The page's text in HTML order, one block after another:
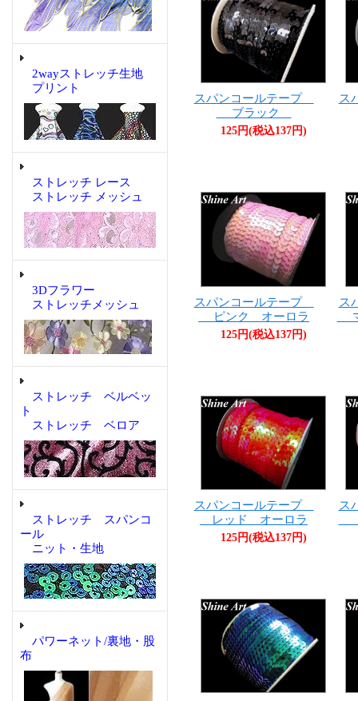
2wayストレッチ生地
プリント
ストレッチ レース
ストレッチ メッシュ
3Dフラワー
ストレッチメッシュ
ストレッチ ベルベッ
ト
ストレッチ ベロア
ストレッチ スパンコ
ール
ニット・生地
パワーネット/裏地・股
布
スパンコールテープ
ブラック
125円(税込137円)
ス
スパンコールテープ
ピンク オーロラ
125円(税込137円)
ス
スパンコールテープ
レッド オーロラ
125円(税込137円)
ス